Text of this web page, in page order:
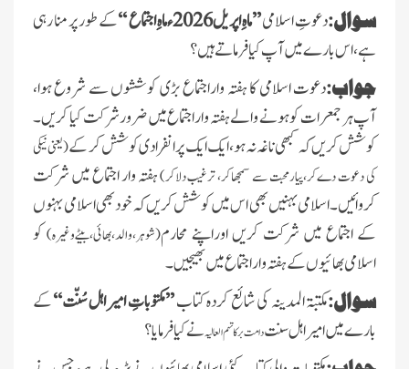
سوال:دعوتِ اسلامی’’ماہِ اپریل2026ءماہِ اجتماع ‘‘
کے طور پر منا رہی
ہے، اس بارے میں آپ کیا فرماتے ہیں ؟
جواب:دعوت اسلامی کا ہفتہ واراجتماع بڑی کوششوں سے شروع ہوا،
آپ ہر جمعرات کو ہونے والے ہفتہ واراجتماع میں ضرور شرکت کیا کریں ۔
کوشش کریں کہ کبھی ناغہ نہ ہو، ایک ایک پر انفرادی کوشش کر کے(یعنی نیکی
کی دعوت دےکر،پیارمحبت سے سمجھاکر، ترغیب دلاکر)ہفتہ وار اجتماع میں شرکت
کروائیں ۔اسلامی بہنیں بھی اس میں کوشش کریں کہ خود بھی اسلامی بہنوں
کے اجتماع میں شرکت کریں اوراپنے محارم(شوہر،والد،بھائی،بیٹےوغیرہ)کو
اسلامی بھائیوں کے ہفتہ واراجتماع میں بھیجیں۔
سوال:مکتبۃ المدینہ کی شائع کردہ کتاب’’مکتوباتِ امیر اہل سُنّت‘‘کے
بارے میں امیر اہل سنتدامت برکاتہم العالیہنے کیا فرمایا؟